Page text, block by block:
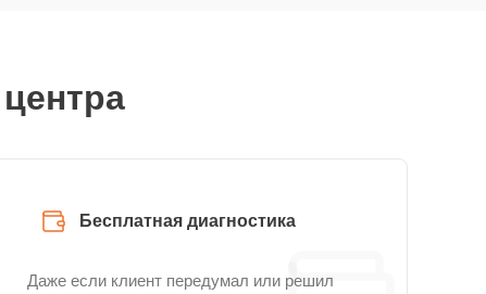
Бесплатная диагностика
Даже если клиент передумал или решил